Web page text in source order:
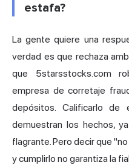
estafa?
La gente quiere una
verdad es que rechaza
que 5starsstocks.com
empresa de corretaje
depósitos. Calificarlo de
demuestran los hechos,
flagrante. Pero decir que
y cumplirlo no garantiza la